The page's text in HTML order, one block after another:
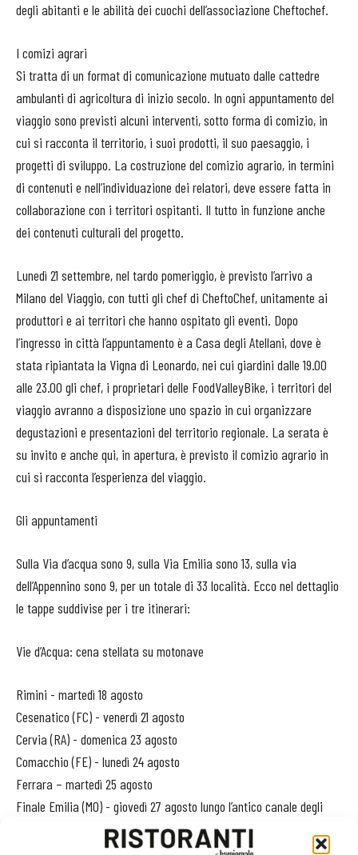
degli abitanti e le abilità dei cuochi dell’associazione Cheftochef.
I comizi agrari
Si tratta di un format di comunicazione mutuato dalle cattedre
ambulanti di agricoltura di inizio secolo. In ogni appuntamento del
viaggio sono previsti alcuni interventi, sotto forma di comizio, in
cui si racconta il territorio, i suoi prodotti, il suo paesaggio, i
progetti di sviluppo. La costruzione del comizio agrario, in termini
di contenuti e nell’individuazione dei relatori, deve essere fatta in
collaborazione con i territori ospitanti. Il tutto in funzione anche
dei contenuti culturali del progetto.
Lunedì 21 settembre, nel tardo pomeriggio, è previsto l’arrivo a
Milano del Viaggio, con tutti gli chef di CheftoChef, unitamente ai
produttori e ai territori che hanno ospitato gli eventi. Dopo
l’ingresso in città l’appuntamento è a Casa degli Atellani, dove è
stata ripiantata la Vigna di Leonardo, nei cui giardini dalle 19.00
alle 23.00 gli chef, i proprietari delle FoodValleyBike, i territori del
viaggio avranno a disposizione uno spazio in cui organizzare
degustazioni e presentazioni del territorio regionale. La serata è
su invito e anche qui, in apertura, è previsto il comizio agrario in
cui si racconta l’esperienza del viaggio.
Gli appuntamenti
Sulla Via d’acqua sono 9, sulla Via Emilia sono 13, sulla via
dell’Appennino sono 9, per un totale di 33 località. Ecco nel dettaglio
le tappe suddivise per i tre itinerari:
Vie d’Acqua: cena stellata su motonave
Rimini - martedì 18 agosto
Cesenatico (FC) - venerdì 21 agosto
Cervia (RA) - domenica 23 agosto
Comacchio (FE) - lunedì 24 agosto
Ferrara – martedì 25 agosto
Finale Emilia (MO) - giovedì 27 agosto lungo l’antico canale degli
Mezzani (PR) - sabato 29 agosto